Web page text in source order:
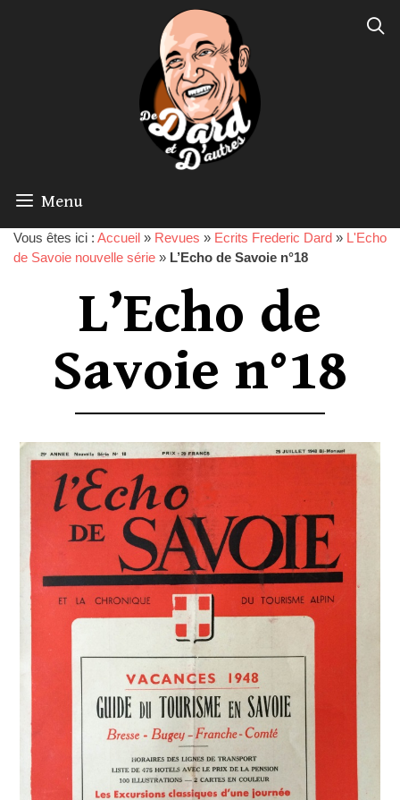
Menu
Vous êtes ici : Accueil » Revues » Ecrits Frederic Dard » L'Echo
de Savoie nouvelle série » L’Echo de Savoie n°18
L’Echo de
Savoie n°18